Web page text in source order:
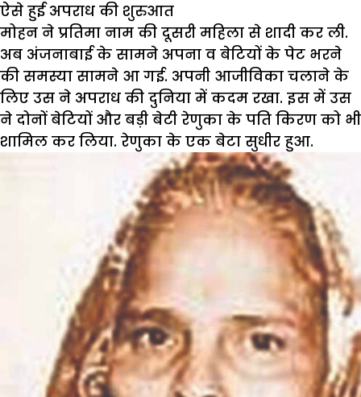
ऐसे हुई अपराध की शुरुआत
मोहन ने प्रतिमा नाम की दूसरी महिला से शादी कर ली.
अब अंजनाबाई के सामने अपना व बेटियों के पेट भरने
की समस्या सामने आ गई. अपनी आजीविका चलाने के
लिए उस ने अपराध की दुनिया में कदम रखा. इस में उस
ने दोनों बेटियों और बड़ी बेटी रेणुका के पति किरण को भी
शामिल कर लिया. रेणुका के एक बेटा सुधीर हुआ.